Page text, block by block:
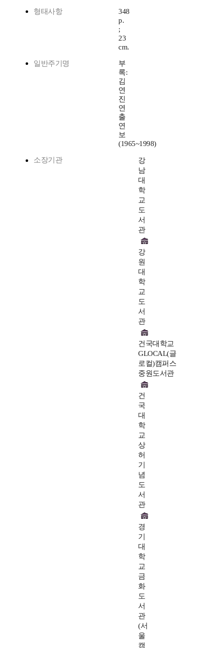
형태사항
348
p.
;
23
cm.
일반주기명
부
록:
김
연
진
연
출
연
보
(1965~1998)
소장기관
강
남
대
학
교
도
서
관
강
원
대
학
교
도
서
관
건국대학교
GLOCAL(글
로컬)캠퍼스
중원도서관
건
국
대
학
교
상
허
기
념
도
서
관
경
기
대
학
교
금
화
도
서
관
(서
울
캠